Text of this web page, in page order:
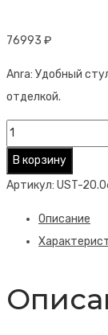
76993 ₽
Anra: Удобный
отделкой.
Количество
товара
Стул
В корзину
Артикул: UST-
Описание